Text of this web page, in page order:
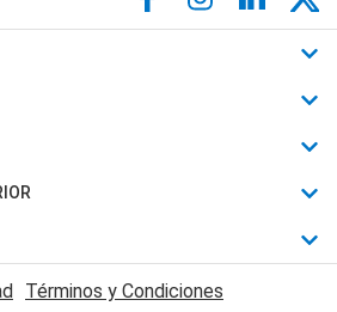
Términos y Condiciones